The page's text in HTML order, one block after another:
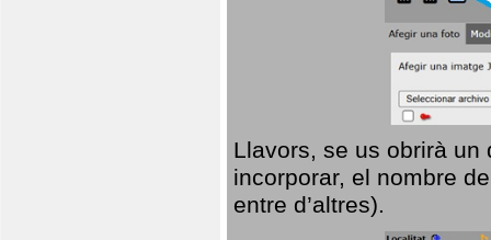
Llavors, se us obrirà
incorporar, el nombre
entre d’altres).